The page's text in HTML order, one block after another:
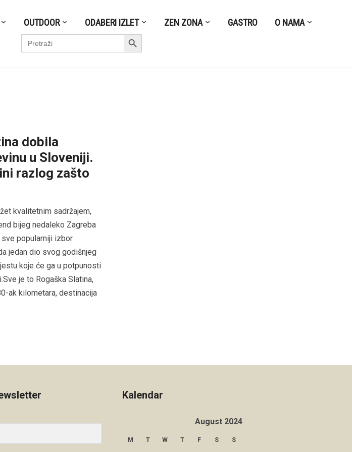
OUTDOOR ODABERI IZLET ZEN ZONA GASTRO O NAMA
Search
for:
Search Button
dobila
u Sloveniji.
razlog zašto
kvalitetnim sadržajem,
bijeg nedaleko Zagreba
popularniji izbor
jedan dio svog godišnjeg
koje će ga u potpunosti
je to Rogaška Slatina,
ak kilometara, destinacija
Kalendar
August 2024
M T W T F S S